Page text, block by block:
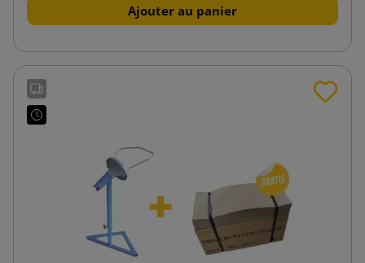
Ajouter au panier